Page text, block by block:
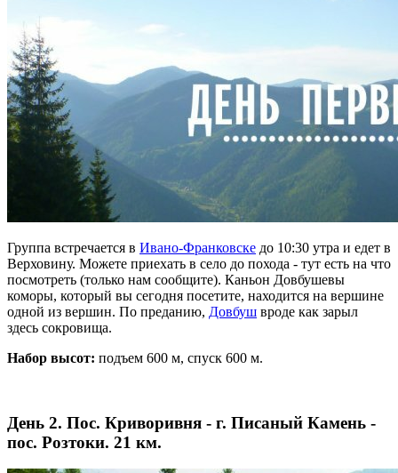
Группа встречается в Ивано-Франковске до 10:30 утра и едет в
Верховину. Можете приехать в село до похода - тут есть на что
посмотреть (только нам сообщите). Каньон Довбушевы
коморы, который вы сегодня посетите, находится на вершине
одной из вершин. По преданию, Довбуш вроде как зарыл
здесь сокровища.
Набор высот: подъем 600 м, спуск 600 м.
День 2. Пос. Криворивня - г. Писаный Камень -
пос. Розтоки. 21 км.